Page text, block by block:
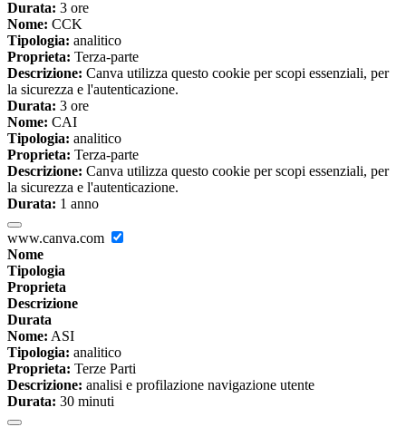
Durata: 3 ore
Nome: CCK
Tipologia: analitico
Proprieta: Terza-parte
Descrizione: Canva utilizza questo cookie per scopi essenziali, per
la sicurezza e l'autenticazione.
Durata: 3 ore
Nome: CAI
Tipologia: analitico
Proprieta: Terza-parte
Descrizione: Canva utilizza questo cookie per scopi essenziali, per
la sicurezza e l'autenticazione.
Durata: 1 anno
www.canva.com
Nome
Tipologia
Proprieta
Descrizione
Durata
Nome: ASI
Tipologia: analitico
Proprieta: Terze Parti
Descrizione: analisi e profilazione navigazione utente
Durata: 30 minuti